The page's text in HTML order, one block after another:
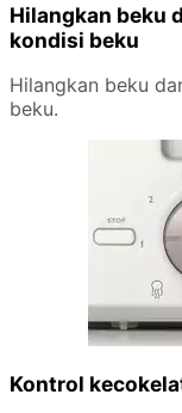
Hilangkan beku
kondisi beku
Hilangkan beku
beku.
Kontrol